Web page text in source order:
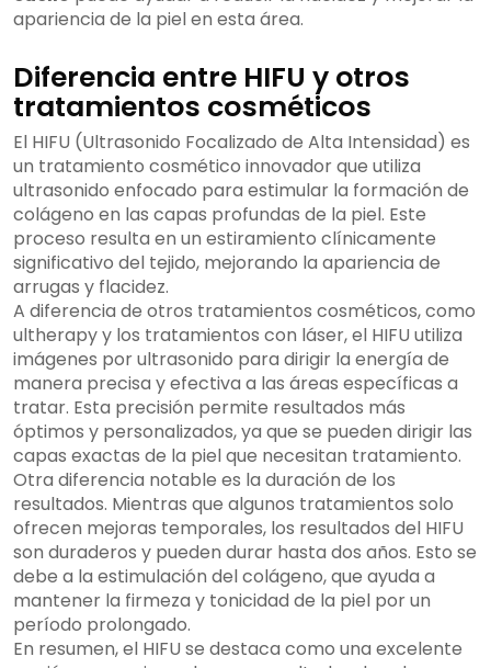
apariencia de la piel en esta área.
Diferencia entre HIFU y otros
tratamientos cosméticos
El HIFU (Ultrasonido Focalizado de Alta Intensidad) es
un tratamiento cosmético innovador que utiliza
ultrasonido enfocado para estimular la formación de
colágeno en las capas profundas de la piel. Este
proceso resulta en un estiramiento clínicamente
significativo del tejido, mejorando la apariencia de
arrugas y flacidez.
A diferencia de otros tratamientos cosméticos, como
ultherapy y los tratamientos con láser, el HIFU utiliza
imágenes por ultrasonido para dirigir la energía de
manera precisa y efectiva a las áreas específicas a
tratar. Esta precisión permite resultados más
óptimos y personalizados, ya que se pueden dirigir las
capas exactas de la piel que necesitan tratamiento.
Otra diferencia notable es la duración de los
resultados. Mientras que algunos tratamientos solo
ofrecen mejoras temporales, los resultados del HIFU
son duraderos y pueden durar hasta dos años. Esto se
debe a la estimulación del colágeno, que ayuda a
mantener la firmeza y tonicidad de la piel por un
período prolongado.
En resumen, el HIFU se destaca como una excelente